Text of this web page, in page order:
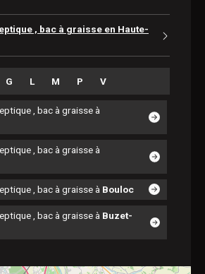
, bac à graisse en Haute-
G L M P V
, bac à graisse à
, bac à graisse à
, bac à graisse à Bouloc
, bac à graisse à Buzet-